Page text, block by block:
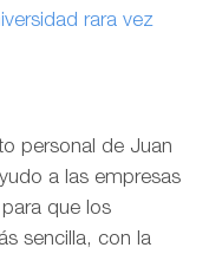
rara vez
personal de Juan
a las empresas
que los
sencilla, con la